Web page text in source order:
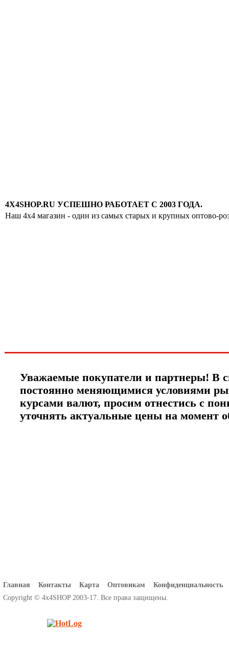
4X4SHOP.RU УСПЕШНО РАБОТАЕТ С 2003 ГОДА.
Наш 4x4 магазин - один из самых старых и крупных оптово-
Уважаемые покупатели и партнеры! В
постоянно меняющимися условиями
курсами валют, просим отнестись с
уточнять актуальные цены на момент
Главная Контакты Карта Оптовикам
Конфиденциальность
Copyright © 4x4SHOP 2003-17. Все права защищены.